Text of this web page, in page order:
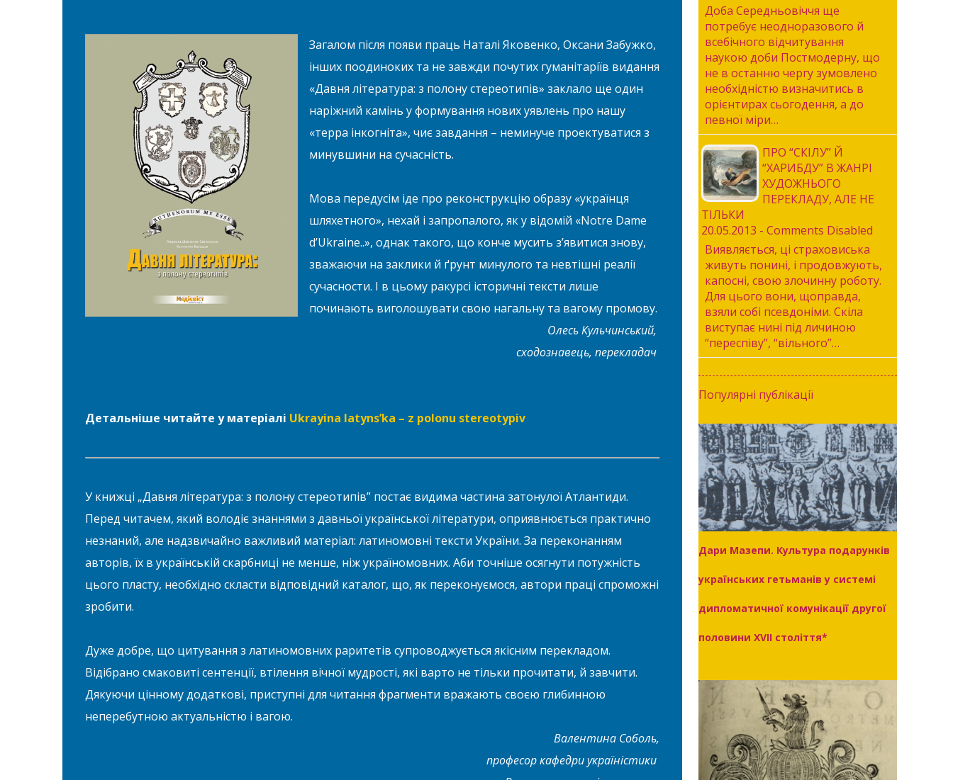
Загалом після появи праць Наталі Яковенко, Оксани Забужко,
інших поодиноких та не завжди почутих гуманітаріїв видання
«Давня література: з полону стереотипів» заклало ще один
наріжний камінь у формування нових уявлень про нашу
«терра інкогніта», чиє завдання – неминуче проектуватися з
минувшини на сучасність.
Мова передусім іде про реконструкцію образу «українця
шляхетного», нехай і запропалого, як у відомій «Notre Dame
d’Ukraine..», однак такого, що конче мусить з’явитися знову,
зважаючи на заклики й ґрунт минулого та невтішні реалії
сучасности. І в цьому ракурсі історичні тексти лише
починають виголошувати свою нагальну та вагому промову.
Олесь Кульчинський,
сходознавець, перекладач
Детальніше читайте у матеріалі Ukrayina latyns’ka – z polonu stereotypiv
У книжці „Давня література: з полону стереотипів” постає видима частина затонулої Атлантиди.
Перед читачем, який володіє знаннями з давньої української літератури, оприявнюється практично
незнаний, але надзвичайно важливий матеріал: латиномовні тексти України. За переконанням
авторів, їх в українській скарбниці не менше, ніж україномовних. Аби точніше осягнути потужність
цього пласту, необхідно скласти відповідний каталог, що, як переконуємося, автори праці спроможні
зробити.
Дуже добре, що цитування з латиномовних раритетів супроводжується якісним перекладом.
Відібрано смаковиті сентенції, втілення вічної мудрості, які варто не тільки прочитати, й завчити.
Дякуючи цінному додаткові, приступні для читання фрагменти вражають своєю глибинною
неперебутною актуальністю і вагою.
Валентина Соболь,
професор кафедри україністики
Доба Середньовіччя ще
потребує неодноразового й
всебічного відчитування
наукою доби Постмодерну, що
не в останню чергу зумовлено
необхідністю визначитись в
орієнтирах сьогодення, а до
певної міри…
ПРО “СКІЛУ” Й
“ХАРИБДУ” В ЖАНРІ
ХУДОЖНЬОГО
ПЕРЕКЛАДУ, АЛЕ НЕ
ТІЛЬКИ
20.05.2013 - Comments Disabled
Виявляється, ці страховиська
живуть понині, і продовжують,
капосні, свою злочинну роботу.
Для цього вони, щоправда,
взяли собі псевдоніми. Скіла
виступає нині під личиною
“переспіву”, “вільного”…
Популярні публікації
Дари Мазепи. Культура подарунків
українських гетьманів у системі
дипломатичної комунікації другої
половини XVII століття*